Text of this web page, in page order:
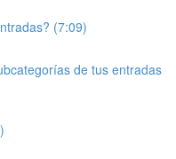
(7:09)
de tus entradas